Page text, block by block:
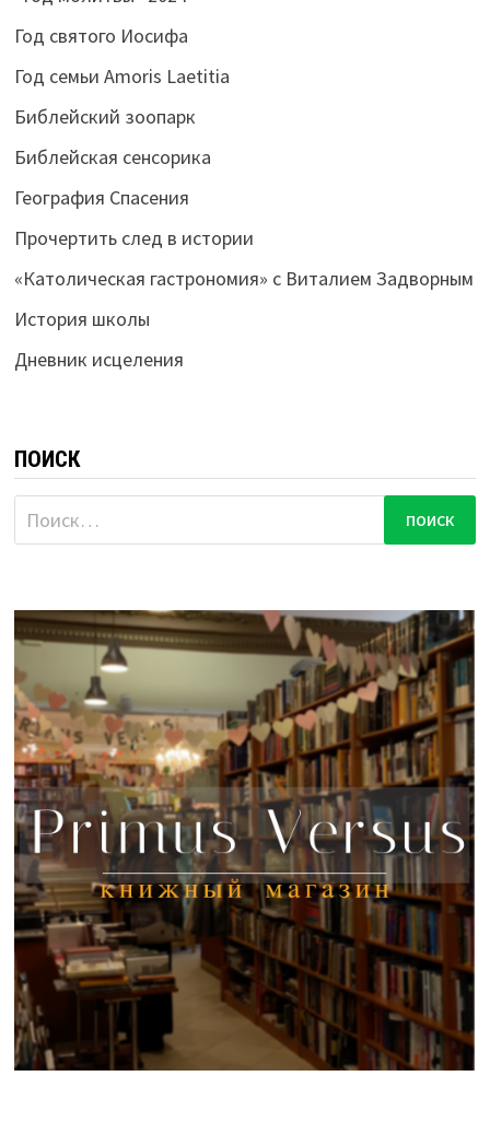
Год святого Иосифа
Год семьи Amoris Laetitia
Библейский зоопарк
Библейская сенсорика
География Спасения
Прочертить след в истории
«Католическая гастрономия» с Виталием Задворным
История школы
Дневник исцеления
ПОИСК
Найти: